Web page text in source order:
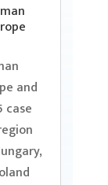
and
case